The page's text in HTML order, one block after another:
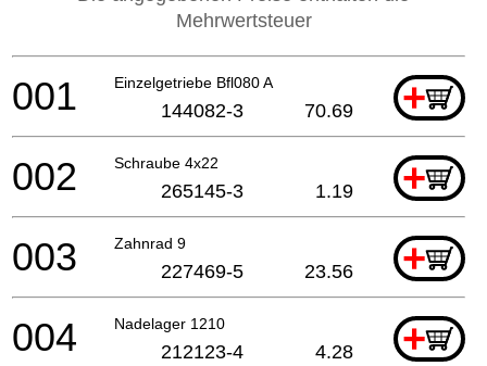
Mehrwertsteuer
Einzelgetriebe Bfl080 A +
001 144082-3 70.69
Schraube 4x22 +
002 265145-3 1.19
Zahnrad 9 +
003 227469-5 23.56
Nadelager 1210 +
004 212123-4 4.28